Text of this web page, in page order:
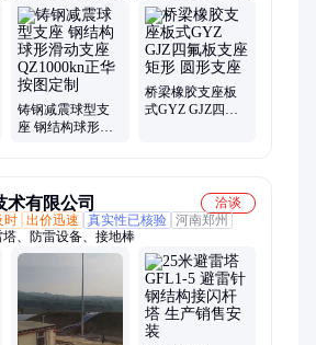
铸钢减震球型支
座 钢结构球形滑
桥梁橡胶支座板
式GYZ GJZ四氟
术有限公司
洽谈
时 出价迅速 真实性已核验 河南郑州
、防雷设备、接地棒